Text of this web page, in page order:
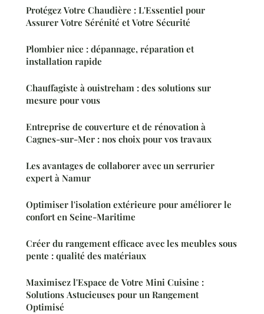
Protégez Votre Chaudière : L'Essentiel pour
Assurer Votre Sérénité et Votre Sécurité
Plombier nice : dépannage, réparation et
installation rapide
Chauffagiste à ouistreham : des solutions sur
mesure pour vous
Entreprise de couverture et de rénovation à
Cagnes-sur-Mer : nos choix pour vos travaux
Les avantages de collaborer avec un serrurier
expert à Namur
Optimiser l'isolation extérieure pour améliorer le
confort en Seine-Maritime
Créer du rangement efficace avec les meubles sous
pente : qualité des matériaux
Maximisez l'Espace de Votre Mini Cuisine :
Solutions Astucieuses pour un Rangement
Optimisé